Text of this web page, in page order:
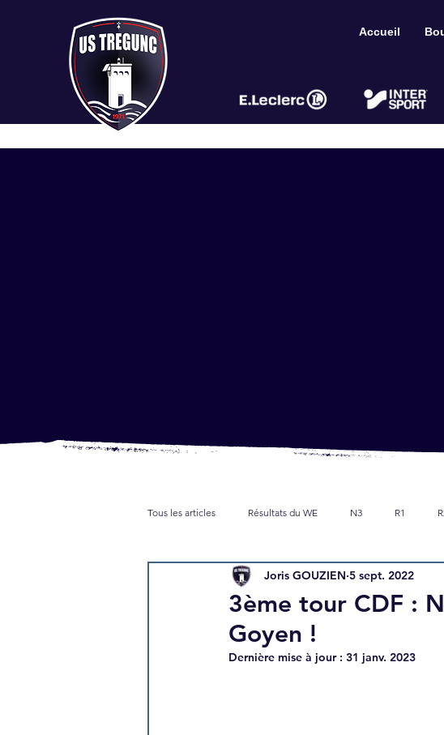
Accueil
Tous les articles Résultats du WE N3 R1
Partenaires Presse Dans le rétro
3ème tour CDF :
Goyen !
Joris GOUZIEN 5 sept. 2022
Dernière mise à jour : 31 janv. 2023